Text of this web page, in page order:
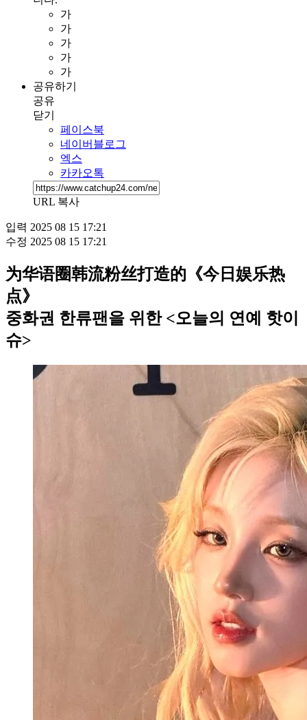
가
가
가
가
가
공유하기
공유
닫기
페이스북
네이버블로그
엑스
카카오톡
URL 복사
입력 2025 08 15 17:21
수정 2025 08 15 17:21
为华语圈韩流粉丝打造的《今日娱乐热
点》
중화권 한류팬을 위한 <오늘의 연예 핫이
슈>